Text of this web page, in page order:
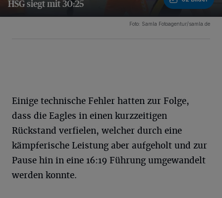
HSG siegt mit 30:25
Foto: Samla Fotoagentur/samla.de
Einige technische Fehler hatten zur Folge,
dass die Eagles in einen kurzzeitigen
Rückstand verfielen, welcher durch eine
kämpferische Leistung aber aufgeholt und zur
Pause hin in eine 16:19 Führung umgewandelt
werden konnte.